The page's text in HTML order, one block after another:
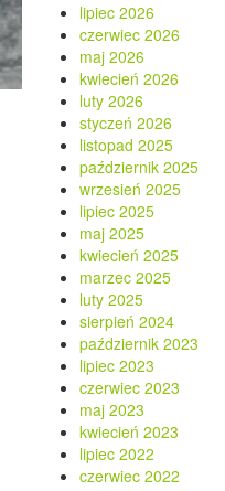
lipiec 2026
czerwiec 2026
maj 2026
kwiecień 2026
luty 2026
styczeń 2026
listopad 2025
październik 2025
wrzesień 2025
lipiec 2025
maj 2025
kwiecień 2025
marzec 2025
luty 2025
sierpień 2024
październik 2023
lipiec 2023
czerwiec 2023
maj 2023
kwiecień 2023
lipiec 2022
czerwiec 2022